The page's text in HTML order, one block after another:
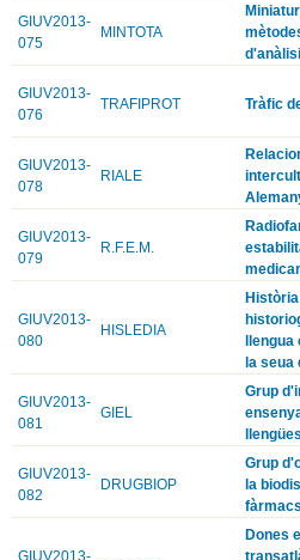
GIUV2013-
075
MINTOTA
d'anàlisi
GIUV2013-
076
TRAFIPROT Tràfic
GIUV2013-
078
RIALE
GIUV2013-
079
R.F.E.M.
GIUV2013-
080
HISLEDIA
llengua
la seua
GIUV2013-
081
GIEL
Grup
llengües
GIUV2013-
082
DRUGBIOP
Grup
la
fàrmacs
GIUV2013-
Dones